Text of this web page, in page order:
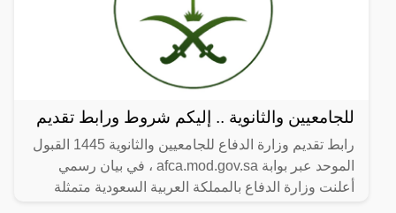
للجامعيين والثانوية .. إليكم شروط ورابط تقديم
رابط تقديم وزارة الدفاع للجامعيين والثانوية 1445 القبول
الموحد عبر بوابة afca.mod.gov.sa ، في بيان رسمي
أعلنت وزارة الدفاع بالمملكة العربية السعودية متمثلة